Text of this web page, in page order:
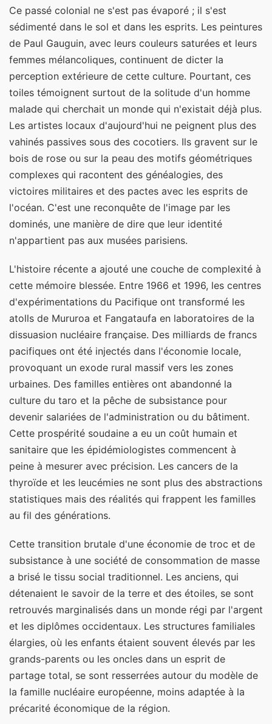
Ce passé colonial ne s'est pas évaporé ; il s'est
sédimenté dans le sol et dans les esprits. Les peintures
de Paul Gauguin, avec leurs couleurs saturées et leurs
femmes mélancoliques, continuent de dicter la
perception extérieure de cette culture. Pourtant, ces
toiles témoignent surtout de la solitude d'un homme
malade qui cherchait un monde qui n'existait déjà plus.
Les artistes locaux d'aujourd'hui ne peignent plus des
vahinés passives sous des cocotiers. Ils gravent sur le
bois de rose ou sur la peau des motifs géométriques
complexes qui racontent des généalogies, des
victoires militaires et des pactes avec les esprits de
l'océan. C'est une reconquête de l'image par les
dominés, une manière de dire que leur identité
n'appartient pas aux musées parisiens.
L'histoire récente a ajouté une couche de complexité à
cette mémoire blessée. Entre 1966 et 1996, les centres
d'expérimentations du Pacifique ont transformé les
atolls de Mururoa et Fangataufa en laboratoires de la
dissuasion nucléaire française. Des milliards de francs
pacifiques ont été injectés dans l'économie locale,
provoquant un exode rural massif vers les zones
urbaines. Des familles entières ont abandonné la
culture du taro et la pêche de subsistance pour
devenir salariées de l'administration ou du bâtiment.
Cette prospérité soudaine a eu un coût humain et
sanitaire que les épidémiologistes commencent à
peine à mesurer avec précision. Les cancers de la
thyroïde et les leucémies ne sont plus des abstractions
statistiques mais des réalités qui frappent les familles
au fil des générations.
Cette transition brutale d'une économie de troc et de
subsistance à une société de consommation de masse
a brisé le tissu social traditionnel. Les anciens, qui
détenaient le savoir de la terre et des étoiles, se sont
retrouvés marginalisés dans un monde régi par l'argent
et les diplômes occidentaux. Les structures familiales
élargies, où les enfants étaient souvent élevés par les
grands-parents ou les oncles dans un esprit de
partage total, se sont resserrées autour du modèle de
la famille nucléaire européenne, moins adaptée à la
précarité économique de la région.